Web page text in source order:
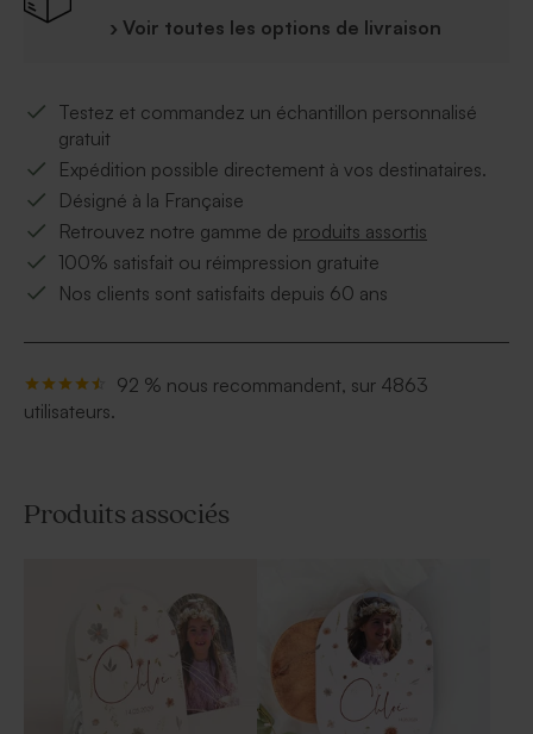
› Voir toutes les options de livraison
Testez et commandez un échantillon personnalisé
gratuit
Expédition possible directement à vos destinataires.
Désigné à la Française
Retrouvez notre gamme de produits assortis
100% satisfait ou réimpression gratuite
Nos clients sont satisfaits depuis 60 ans
92 % nous recommandent, sur 4863
utilisateurs.
Produits associés